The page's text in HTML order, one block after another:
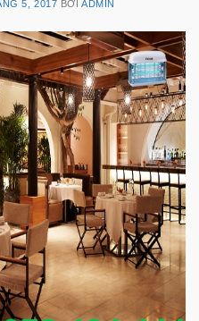
5, 2017 BỞIADMIN